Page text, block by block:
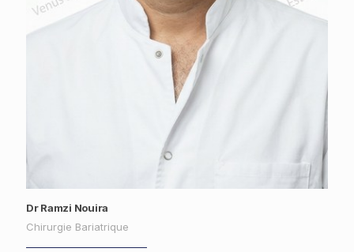
Dr Ramzi Nouira
Chirurgie Bariatrique